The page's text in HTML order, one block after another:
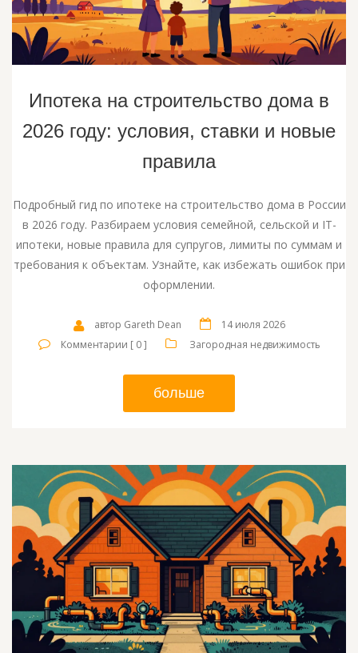
Ипотека на строительство дома в
2026 году: условия, ставки и новые
правила
Подробный гид по ипотеке на строительство дома в России
в 2026 году. Разбираем условия семейной, сельской и IT-
ипотеки, новые правила для супругов, лимиты по суммам и
требования к объектам. Узнайте, как избежать ошибок при
оформлении.
автор Gareth Dean
14 июля 2026
Комментарии [ 0 ]
Загородная недвижимость
больше